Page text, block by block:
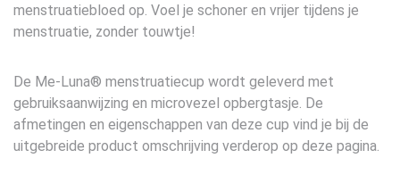
menstruatiebloed op. Voel je schoner en vrijer tijdens je
menstruatie, zonder touwtje!
De Me-Luna® menstruatiecup wordt geleverd met
gebruiksaanwijzing en microvezel opbergtasje. De
afmetingen en eigenschappen van deze cup vind je bij de
uitgebreide product omschrijving verderop op deze pagina.